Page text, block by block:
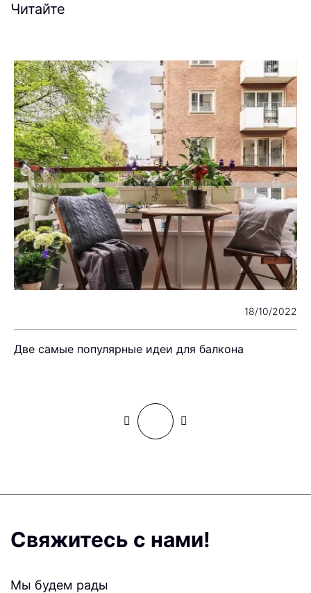
Читайте
18/10/2022
Две самые популярные идеи для балкона
Свяжитесь с нами!
Мы будем рады